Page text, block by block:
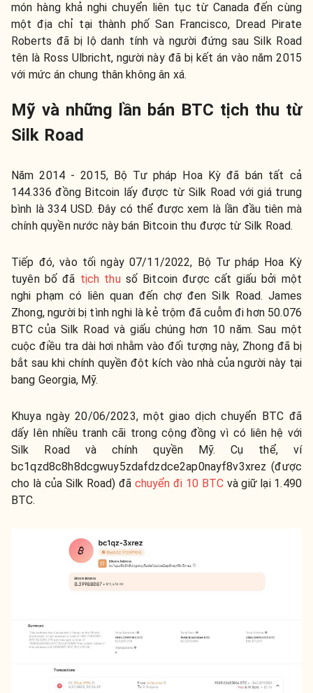
món hàng khả nghi chuyển liên tục từ Canada đến cùng
một địa chỉ tại thành phố San Francisco, Dread Pirate
Roberts đã bị lộ danh tính và người đứng sau Silk Road
tên là Ross Ulbricht, người này đã bị kết án vào năm 2015
với mức án chung thân không ân xá.
Mỹ và những lần bán BTC tịch thu từ
Silk Road
Năm 2014 - 2015, Bộ Tư pháp Hoa Kỳ đã bán tất cả
144.336 đồng Bitcoin lấy được từ Silk Road với giá trung
bình là 334 USD. Đây có thể được xem là lần đầu tiên mà
chính quyền nước này bán Bitcoin thu được từ Silk Road.
Tiếp đó, vào tối ngày 07/11/2022, Bộ Tư pháp Hoa Kỳ
tuyên bố đã tịch thusố Bitcoin được cất giấu bởi một
nghi phạm có liên quan đến chợ đen Silk Road. James
Zhong, người bị tình nghi là kẻ trộm đã cuỗm đi hơn 50.076
BTC của Silk Road và giấu chúng hơn 10 năm. Sau một
cuộc điều tra dài hơi nhằm vào đối tượng này, Zhong đã bị
bắt sau khi chính quyền đột kích vào nhà của người này tại
bang Georgia, Mỹ.
Khuya ngày 20/06/2023, một giao dịch chuyển BTC đã
dấy lên nhiều tranh cãi trong cộng đồng vì có liên hệ với
Silk Road và chính quyền Mỹ. Cụ thể, ví
bc1qzd8c8h8dcgwuy5zdafdzdce2ap0nayf8v3xrez (được
cho là của Silk Road) đã chuyển đi 10 BTC và giữ lại 1.490
BTC.